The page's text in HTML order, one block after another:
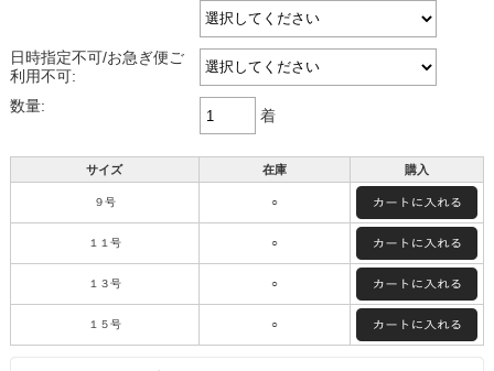
日時指定不可/お急ぎ便ご
利用不可:
数量:
着
サイズ 在庫 購入
９号 ○
１１号 ○
１３号 ○
１５号 ○